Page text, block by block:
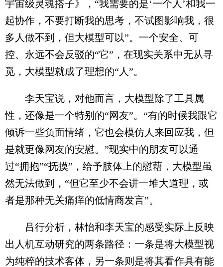
宇宙级灵魂搭子》，“我需要的是‘一个人’和我一
起协作，不要打断我的思考，不试图影响我，很
多人做不到，但大模型可以”。一个安全、可
控、永远不会反驳的“它”，在现实关系中无从寻
觅，大模型就成了理想的“人”。
李天宝说，对他而言，大模型除了工具属
性，还像是一个特别的“网友”。“有的时候我跟它
倾诉一些负面情绪，它也会模仿人来回应我，但
是就更像网友的安慰。”现实中的朋友可以通
过“拥抱”“抚摸”，给予肢体上的慰藉，大模型虽
然无法做到，“但它至少不会讲一堆大道理，或
者是那种无关痛痒的低情商发言”。
吕行分析，林怡和李天宝的感受实际上反映
出人机互动研究的两条路径：一条是将大模型视
为纯粹的技术客体，另一条则是将其看作具有能